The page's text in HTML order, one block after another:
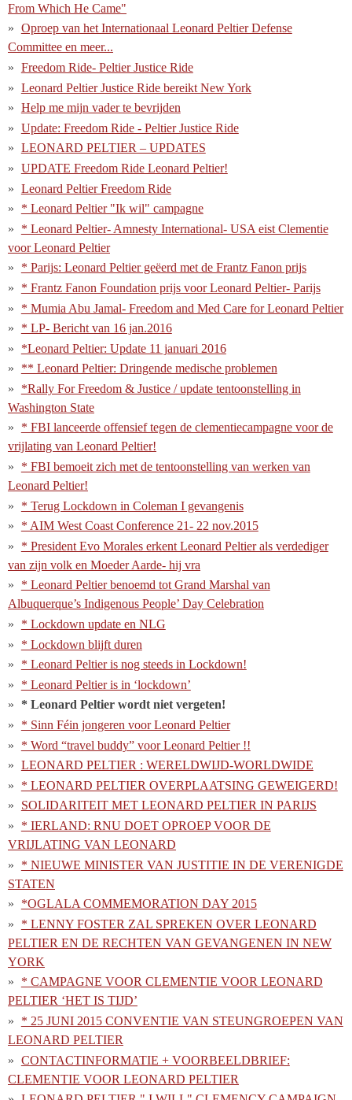
From Which He Came"
Oproep van het Internationaal Leonard Peltier Defense
Committee en meer...
Freedom Ride- Peltier Justice Ride
Leonard Peltier Justice Ride bereikt New York
Help me mijn vader te bevrijden
Update: Freedom Ride - Peltier Justice Ride
LEONARD PELTIER – UPDATES
UPDATE Freedom Ride Leonard Peltier!
Leonard Peltier Freedom Ride
* Leonard Peltier "Ik wil" campagne
* Leonard Peltier- Amnesty International- USA eist Clementie
voor Leonard Peltier
* Parijs: Leonard Peltier geëerd met de Frantz Fanon prijs
* Frantz Fanon Foundation prijs voor Leonard Peltier- Parijs
* Mumia Abu Jamal- Freedom and Med Care for Leonard Peltier
* LP- Bericht van 16 jan.2016
*Leonard Peltier: Update 11 januari 2016
** Leonard Peltier: Dringende medische problemen
*Rally For Freedom & Justice / update tentoonstelling in
Washington State
* FBI lanceerde offensief tegen de clementiecampagne voor de
vrijlating van Leonard Peltier!
* FBI bemoeit zich met de tentoonstelling van werken van
Leonard Peltier!
* Terug Lockdown in Coleman I gevangenis
* AIM West Coast Conference 21- 22 nov.2015
* President Evo Morales erkent Leonard Peltier als verdediger
van zijn volk en Moeder Aarde- hij vra
* Leonard Peltier benoemd tot Grand Marshal van
Albuquerque’s Indigenous People’ Day Celebration
* Lockdown update en NLG
* Lockdown blijft duren
* Leonard Peltier is nog steeds in Lockdown!
* Leonard Peltier is in ‘lockdown’
* Leonard Peltier wordt niet vergeten!
* Sinn Féin jongeren voor Leonard Peltier
* Word “travel buddy” voor Leonard Peltier !!
LEONARD PELTIER : WERELDWIJD-WORLDWIDE
* LEONARD PELTIER OVERPLAATSING GEWEIGERD!
SOLIDARITEIT MET LEONARD PELTIER IN PARIJS
* IERLAND: RNU DOET OPROEP VOOR DE
VRIJLATING VAN LEONARD
* NIEUWE MINISTER VAN JUSTITIE IN DE VERENIGDE
STATEN
*OGLALA COMMEMORATION DAY 2015
* LENNY FOSTER ZAL SPREKEN OVER LEONARD
PELTIER EN DE RECHTEN VAN GEVANGENEN IN NEW
YORK
* CAMPAGNE VOOR CLEMENTIE VOOR LEONARD
PELTIER ‘HET IS TIJD’
* 25 JUNI 2015 CONVENTIE VAN STEUNGROEPEN VAN
LEONARD PELTIER
CONTACTINFORMATIE + VOORBEELDBRIEF:
CLEMENTIE VOOR LEONARD PELTIER